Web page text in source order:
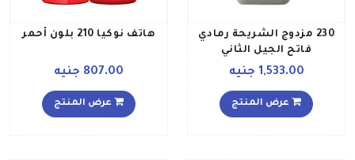
230 مزدوج الشريحة رمادي
فاتح الجيل الثاني
1,533.00 جنيه
عرض المنتج
هاتف نوكيا 210 بلون أحمر
807.00 جنيه
عرض المنتج